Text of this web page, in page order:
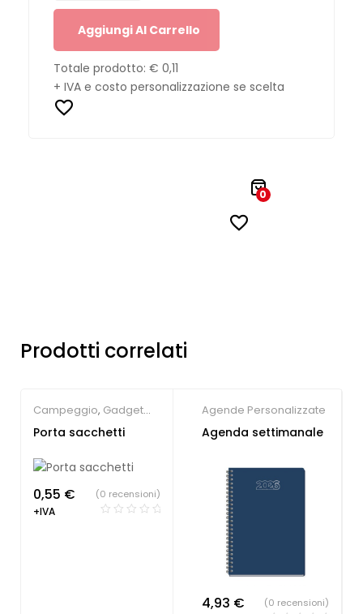
Aggiungi Al Carrello
Totale prodotto: € 0,11
+ IVA e costo personalizzazione se scelta
0
Prodotti correlati
Campeggio, Gadget
per animali
Porta sacchetti
0,55 €
+IVA
(0 recensioni)
Agende Personalizzate
Agenda settimanale
4,93 € (0 recensioni)